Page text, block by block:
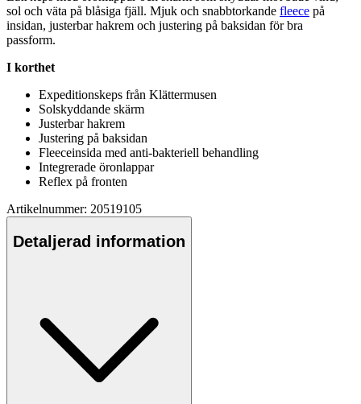
sol och väta på blåsiga fjäll. Mjuk och snabbtorkande fleece på
insidan, justerbar hakrem och justering på baksidan för bra
passform.
I korthet
Expeditionskeps från Klättermusen
Solskyddande skärm
Justerbar hakrem
Justering på baksidan
Fleeceinsida med anti-bakteriell behandling
Integrerade öronlappar
Reflex på fronten
Artikelnummer: 20519105
Detaljerad information